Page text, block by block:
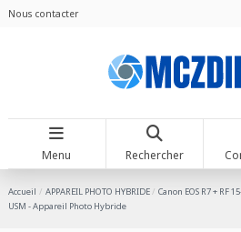
Nous contacter
Menu Rechercher
Accueil APPAREIL PHOTO HYBRIDE
Canon EOS R7 + RF
USM - Appareil Photo Hybride